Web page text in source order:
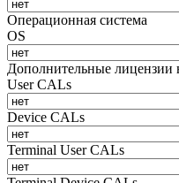
Операционная система
OS
Дополнительные лицензии
User CALs
Device CALs
Terminal User CALs